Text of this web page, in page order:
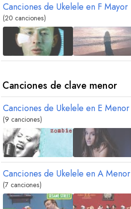
Canciones de Ukelele en FMayor
(20 canciones)
Canciones de clave menor
Canciones de Ukelele en E Menor
(9 canciones)
Canciones de Ukelele enAMenor
(7 canciones)